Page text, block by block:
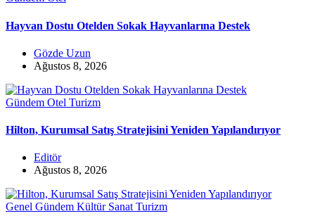
Hayvan Dostu Otelden Sokak Hayvanlarına Destek
Gözde Uzun
Ağustos 8, 2026
Gündem Otel Turizm
Hilton, Kurumsal Satış Stratejisini Yeniden Yapılandırıyor
Editör
Ağustos 8, 2026
Genel Gündem Kültür Sanat Turizm